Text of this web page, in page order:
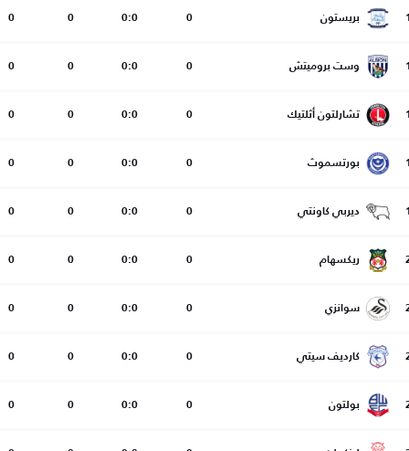
بريستون 0
0:0
0
0
وست بروميتش 0
0:0
0
0
تشارلتون أثلتيك 0
0:0
0
0
بورتسموث 0
0:0
0
0
ديربي كاونتي 0
0:0
0
0
ريكسهام 0
0:0
0
0
سوانزي 0
0:0
0
0
كارديف سيتي 0
0:0
0
0
بولتون 0
0:0
0
0